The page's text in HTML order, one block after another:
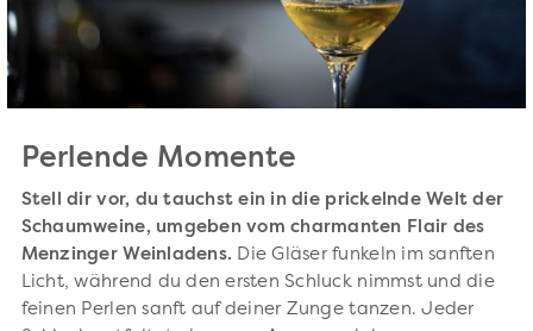
Perlende Momente
Stell dir vor, du tauchst ein in die prickelnde Welt der
Schaumweine, umgeben vom charmanten Flair des
Menzinger Weinladens. Die Gläser funkeln im sanften
Licht, während du den ersten Schluck nimmst und die
feinen Perlen sanft auf deiner Zunge tanzen. Jeder